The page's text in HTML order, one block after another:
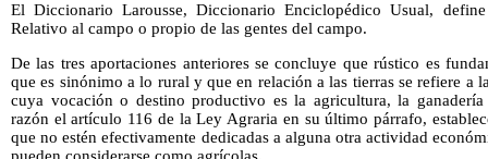
El Diccionario Larousse, Diccionario Enciclopédico Usual,
Relativo al campo o propio de las gentes del campo.
De las tres aportaciones anteriores se concluye que rústico es
que es sinónimo a lo rural y que en relación a las tierras se refiere a
cuya vocación o destino productivo es la agricultura, la
razón el artículo 116 de la Ley Agraria en su último párrafo,
que no estén efectivamente dedicadas a alguna otra actividad